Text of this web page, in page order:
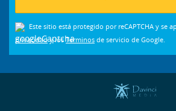
Este sitio está protegido por reCAPTCHA y se
privacidady losTérminos de servicio de Google.